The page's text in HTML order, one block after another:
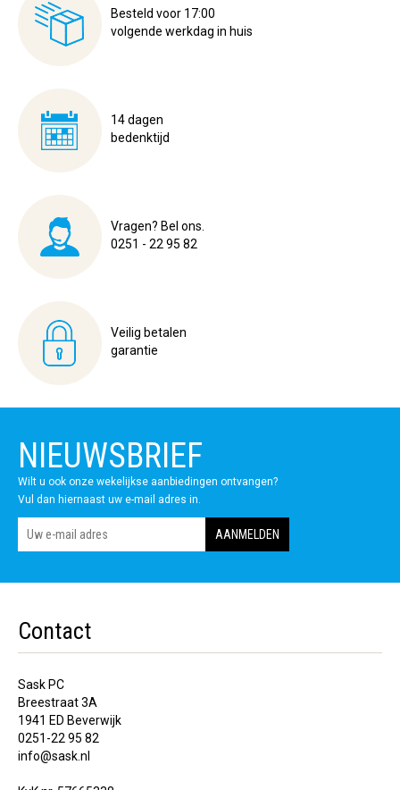
Besteld voor 17:00
volgende werkdag in huis
14 dagen
bedenktijd
Vragen? Bel ons.
0251 - 22 95 82
Veilig betalen
garantie
NIEUWSBRIEF
Wilt u ook onze wekelijkse aanbiedingen ontvangen?
Vul dan hiernaast uw e-mail adres in.
Contact
Sask PC
Breestraat 3A
1941 ED Beverwijk
0251-22 95 82
info@sask.nl